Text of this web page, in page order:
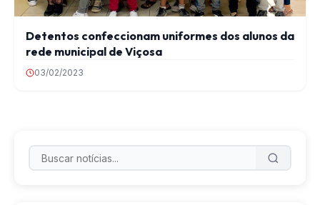
Detentos confeccionam uniformes dos alunos da
rede municipal de Viçosa
03/02/2023